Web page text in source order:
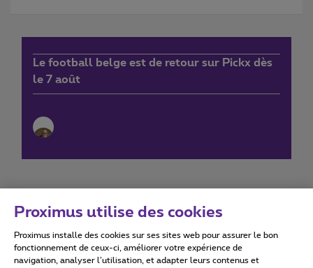
Le football belge est de retour sur Pickx dès
le 7 août
Conditions d'utilisation Accessibility statement
Proximus utilise des cookies
Proximus installe des cookies sur ses sites web pour assurer le bon
fonctionnement de ceux-ci, améliorer votre expérience de
navigation, analyser l’utilisation, et adapter leurs contenus et